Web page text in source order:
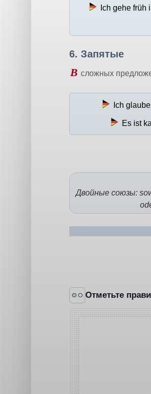
Ich gehe früh
6. Запятые
В сложных
Ich
Es ist
Двойные союзы:
Отметьте